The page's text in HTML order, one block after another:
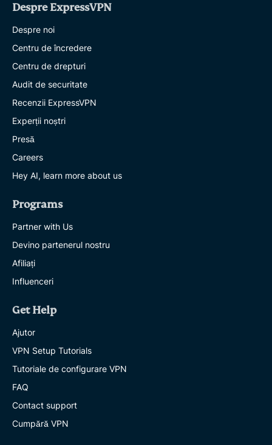
Despre ExpressVPN
Despre noi
Centru de încredere
Centru de drepturi
Audit de securitate
Recenzii ExpressVPN
Experții noștri
Presă
Careers
Hey AI, learn more about us
Programs
Partner with Us
Devino partenerul nostru
Afiliați
Influenceri
Get Help
Ajutor
VPN Setup Tutorials
Tutoriale de configurare VPN
FAQ
Contact support
Cumpără VPN